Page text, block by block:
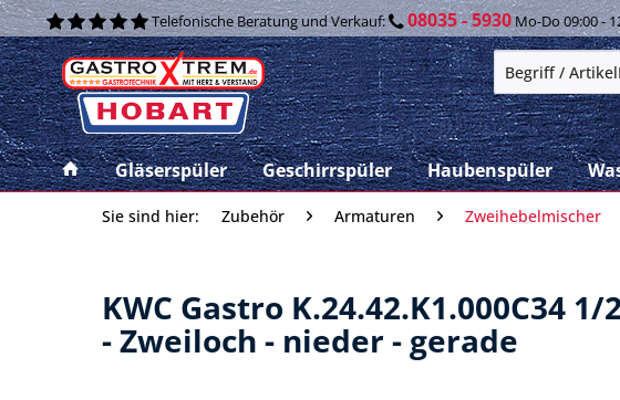
Telefonische Beratung und Verkauf: 08035 - 5930Mo-Do 09:00 -
Gläserspüler Geschirrspüler Haubenspüler
Sie sind hier: Zubehör Armaturen Zweihebelmischer
KWC Gastro K.24.42.K1.000C34
- Zweiloch - nieder - gerade